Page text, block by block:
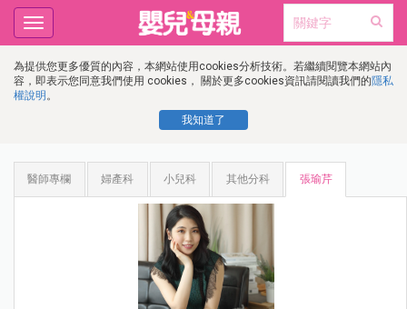
為提供您更多優質的內容，本網站使用cookies分析技術。若繼續閱覽本網站內
容，即表示您同意我們使用 cookies， 關於更多cookies資訊請閱讀我們的隱私
權說明 。
我知道了
Toggle
navigation
醫師專欄 婦產科 小兒科 其他分科 張瑜芹